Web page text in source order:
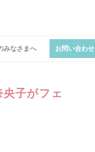
みなさまへ お問い合わせ
子がフェ